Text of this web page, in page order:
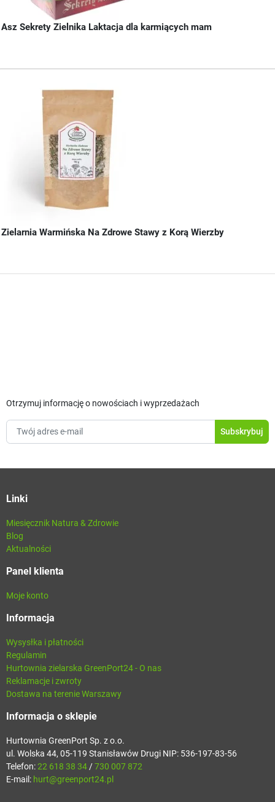
Asz Sekrety Zielnika Laktacja dla karmiących mam
Zielarnia Warmińska Na Zdrowe Stawy z Korą Wierzby
Otrzymuj informację o nowościach i wyprzedażach
Linki
Miesięcznik Natura & Zdrowie
Blog
Aktualności
Panel klienta
Moje konto
Informacja
Wysysłka i płatności
Regulamin
Hurtownia zielarska GreenPort24 - O nas
Reklamacje i zwroty
Dostawa na terenie Warszawy
Informacja o sklepie
Hurtownia GreenPort Sp. z o.o.
ul. Wolska 44, 05-119 Stanisławów Drugi NIP: 536-197-83-56
Telefon:22 618 38 34 /730 007 872
E-mail: hurt@greenport24.pl